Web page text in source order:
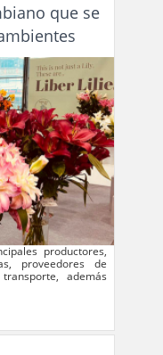
que se
productores,
proveedores de
además